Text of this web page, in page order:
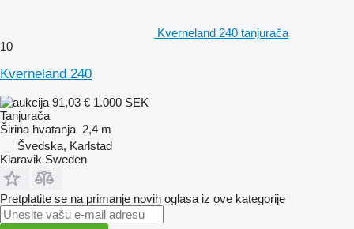
Kverneland 240 tanjurača
10
Kverneland 240
91,03 € 1.000 SEK
Tanjurača
Širina hvatanja 2,4 m
Švedska, Karlstad
Klaravik Sweden
Pretplatite se na primanje novih oglasa iz ove kategorije